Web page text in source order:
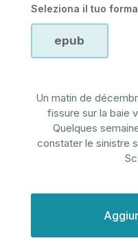
Seleziona il tuo
epub
Un matin de
fissure sur la baie
Quelques
constater le sinistre